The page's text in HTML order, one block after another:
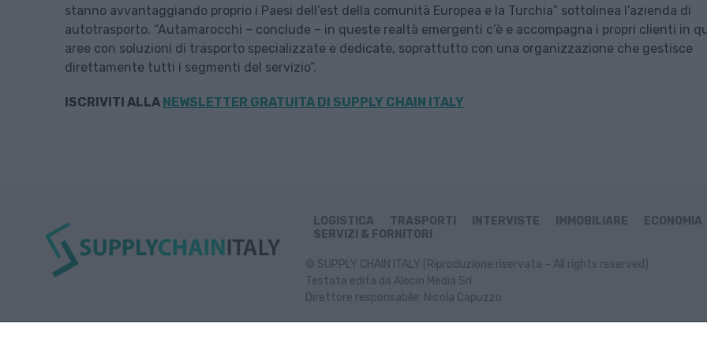
stanno avvantaggiando proprio i Paesi dell’est della comunità Europea e la Turchia” sottolinea l’azienda di
autotrasporto. “Autamarocchi – conclude – in queste realtà emergenti c’è e accompagna i propri clienti in
aree con soluzioni di trasporto specializzate e dedicate, soprattutto con una organizzazione che gestisce
direttamente tutti i segmenti del servizio”.
ISCRIVITI ALLA NEWSLETTER GRATUITA DI SUPPLY CHAIN ITALY
LOGISTICA TRASPORTI INTERVISTE IMMOBILIARE ECONOMIA
SERVIZI & FORNITORI
© SUPPLY CHAIN ITALY (Riproduzione riservata – All rights reserved)
Testata edita da Alocin Media Srl
Direttore responsabile: Nicola Capuzzo